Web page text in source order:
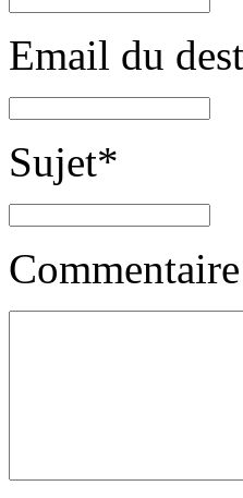
Email du
Sujet*